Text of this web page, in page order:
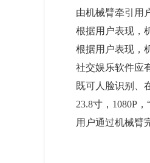
由机械臂牵引用户
根据用户表现，机
根据用户表现，机
社交娱乐软件应有
既可人脸识别、在
23.8寸，1080P，“
用户通过机械臂完